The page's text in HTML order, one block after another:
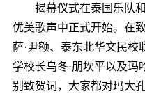
揭幕仪式在泰国乐队和
优美歌声中正式开始。在
萨·尹额、泰东北华文民校
学校长乌冬·朋坎平以及玛
别致贺词，大家都对玛大